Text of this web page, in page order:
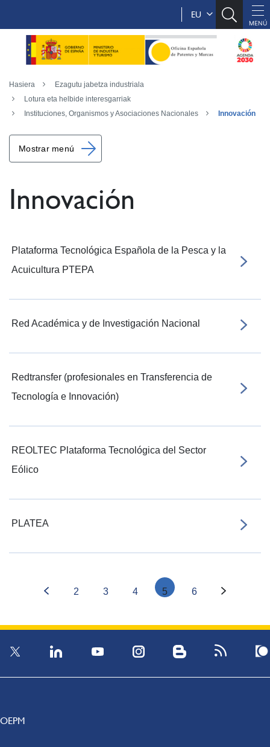
EU
Hasiera
Ezagutu jabetza industriala
Lotura eta helbide interesgarriak
Instituciones, Organismos y Asociaciones Nacionales
Innovación
Mostrar menú
Innovación
Plataforma Tecnológica Española de la Pesca y la
Acuicultura PTEPA
Red Académica y de Investigación Nacional
Redtransfer (profesionales en Transferencia de
Tecnología e Innovación)
REOLTEC Plataforma Tecnológica del Sector
Eólico
PLATEA
2 3 4 5 6
OEPM